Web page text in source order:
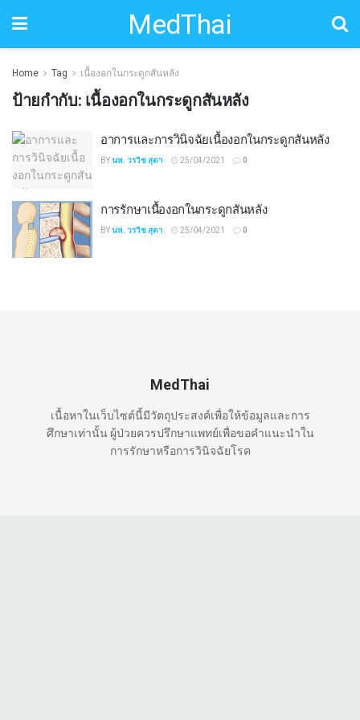
MedThai
Home Tag เนื้องอกในกระดูกสันหลัง
ป้ายกำกับ: เนื้องอกในกระดูกสันหลัง
อาการและการวินิจฉัยเนื้องอกในกระดูกสันหลัง
BYนพ. วรวิช สุตา 25/04/2021 0
การรักษาเนื้องอกในกระดูกสันหลัง
BYนพ. วรวิช สุตา 25/04/2021 0
MedThai
เนื้อหาในเว็บไซต์นี้มีวัตถุประสงค์เพื่อให้ข้อมูลและการ
ศึกษาเท่านั้น ผู้ป่วยควรปรึกษาแพทย์เพื่อขอคำแนะนำใน
การรักษาหรือการวินิจฉัยโรค